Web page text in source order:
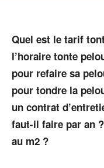
Quel est le tarif
l’horaire tonte
pour refaire sa
pour tondre la
un contrat
faut-il faire par an
au m2 ?